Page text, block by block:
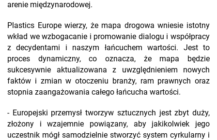
arenie międzynarodowej.
Plastics Europe wierzy, że mapa drogowa wniesie istotny
wkład we wzbogacanie i promowanie dialogu i współpracy
z decydentami i naszym łańcuchem wartości. Jest to
proces dynamiczny, co oznacza, że mapa będzie
sukcesywnie aktualizowana z uwzględnieniem nowych
faktów i zmian w otoczeniu branży, ram prawnych oraz
stopnia zaangażowania całego łańcucha wartości.
- Europejski przemysł tworzyw sztucznych jest zbyt duży,
złożony i wzajemnie powiązany, aby jakikolwiek jego
uczestnik mógł samodzielnie stworzyć system cyrkularny i